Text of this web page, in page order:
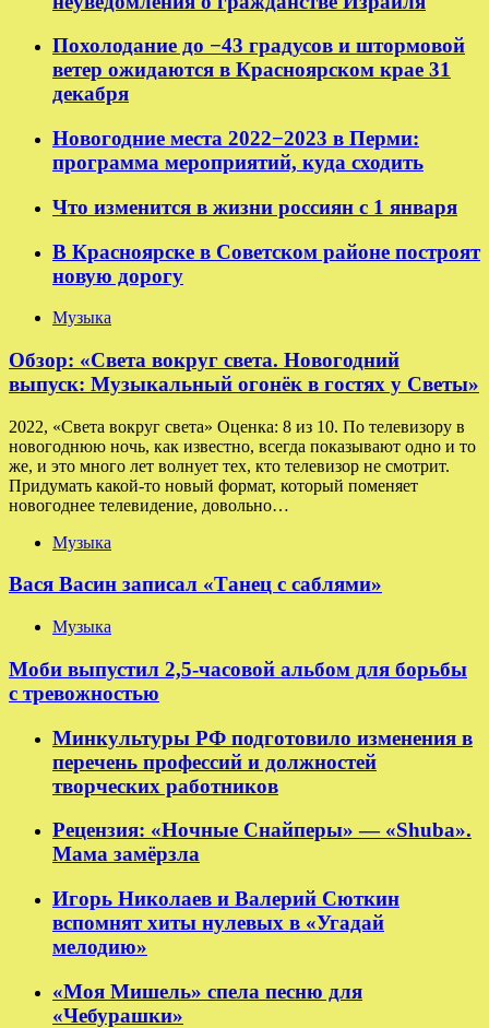
Похолодание до −43 градусов и штормовой
ветер ожидаются в Красноярском крае 31
декабря
Новогодние места 2022−2023 в Перми:
программа мероприятий, куда сходить
Что изменится в жизни россиян с 1 января
В Красноярске в Советском районе построят
новую дорогу
Музыка
Обзор: «Света вокруг света. Новогодний
выпуск: Музыкальный огонёк в гостях у Светы»
2022, «Света вокруг света» Оценка: 8 из 10. По телевизору в
новогоднюю ночь, как известно, всегда показывают одно и то
же, и это много лет волнует тех, кто телевизор не смотрит.
Придумать какой-то новый формат, который поменяет
новогоднее телевидение, довольно…
Музыка
Вася Васин записал «Танец с саблями»
Музыка
Моби выпустил 2,5-часовой альбом для борьбы
с тревожностью
Минкультуры РФ подготовило изменения в
перечень профессий и должностей
творческих работников
Рецензия: «Ночные Снайперы» — «Shuba».
Мама замёрзла
Игорь Николаев и Валерий Сюткин
вспомнят хиты нулевых в «Угадай
мелодию»
«Моя Мишель» спела песню для
«Чебурашки»